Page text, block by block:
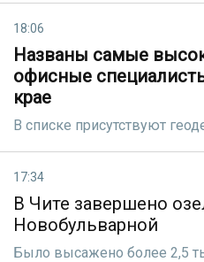
18:06
Названы самые
офисные
крае
В списке присутствуют
17:34
В Чите завершено
Новобульварной
Было высажено более 2,5